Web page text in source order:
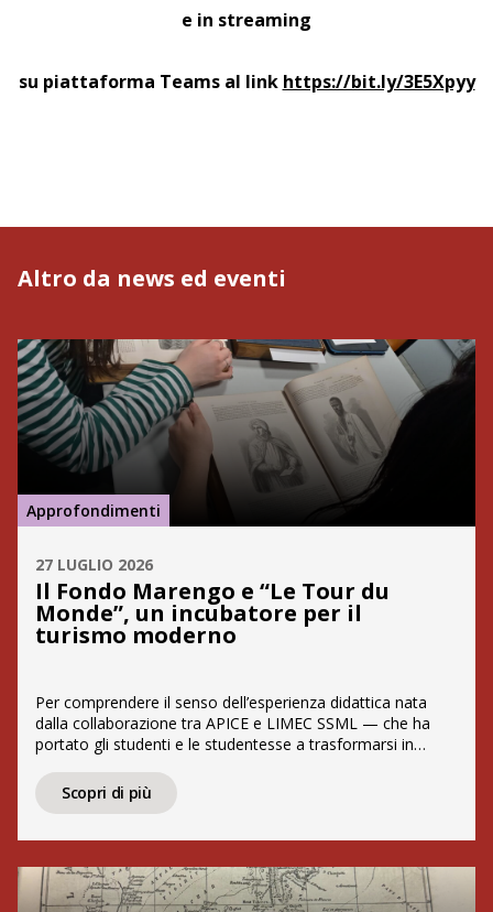
e in streaming
su piattaforma Teams al link https://bit.ly/3E5Xpyy
Altro da news ed eventi
Approfondimenti
27 LUGLIO 2026
Il Fondo Marengo e “Le Tour du
Monde”, un incubatore per il
turismo moderno
Per comprendere il senso dell’esperienza didattica nata
dalla collaborazione tra APICE e LIMEC SSML — che ha
portato gli studenti e le studentesse a trasformarsi in
patrimonio che ci ha ospitati. Il Fondo Marengo, mirabile
collezione acquisita dall’editore Pietro Marengo e custodita
Scopri di più